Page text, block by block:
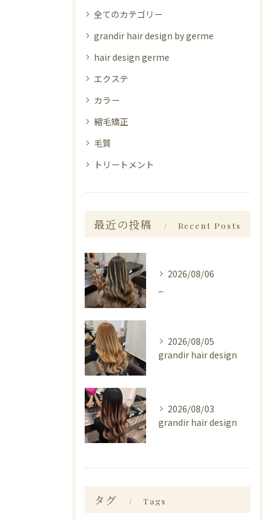
全てのカテゴリー
grandir hair design by germe
hair design germe
エクステ
カラー
縮毛矯正
毛質
トリートメント
最近の投稿 Recent Posts
2026/08/06
2026/08/05
grandir hair design
2026/08/03
grandir hair design
タグ Tags